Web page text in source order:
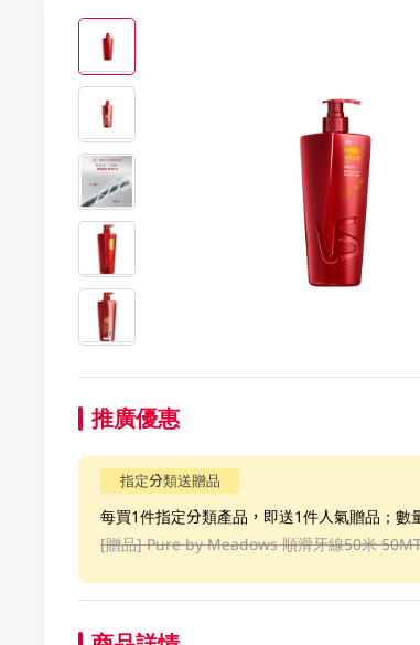
推廣優惠
指定分類送贈品
每買1件指定分類產品，即送1件人氣贈品；數
[贈品] Pure by Meadows 順滑牙線50米